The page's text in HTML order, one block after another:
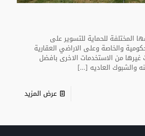
المختلفة للحماية للتسوير على
والخاصة وعلى الاراضي العقارية
غيرها من الاستخدمات الاخرى بافضل
والشبوك العاديه […]
عرض المزيد